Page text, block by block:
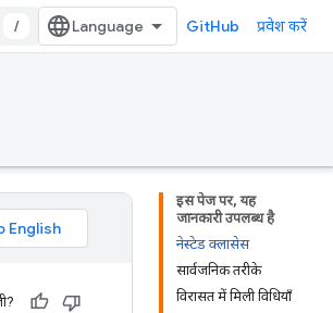
/ GitHub प्रवेश करें
इस पेज पर, यह
जानकारी उपलब्ध है
नेस्टेड क्लासेस
सार्वजनिक तरीके
विरासत में मिली विधियाँ